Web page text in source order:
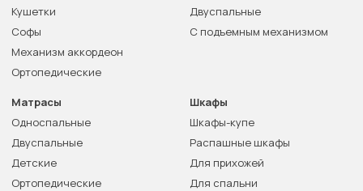
Кушетки
Софы
Механизм аккордеон
Ортопедические
Двуспальные
С подъемным механизмом
Матрасы
Односпальные
Двуспальные
Детские
Ортопедические
Шкафы
Шкафы-купе
Распашные шкафы
Для прихожей
Для спальни